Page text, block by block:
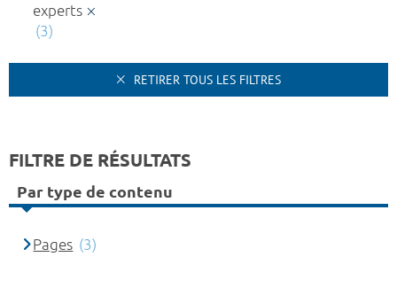
experts
(3)
RETIRER TOUS LES FILTRES
FILTRE DE RÉSULTATS
Par type de contenu
Pages (3)